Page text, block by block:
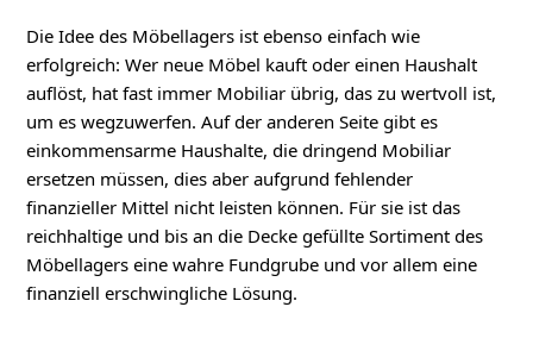
Die Idee des Möbellagers ist ebenso einfach wie
erfolgreich: Wer neue Möbel kauft oder einen Haushalt
auflöst, hat fast immer Mobiliar übrig, das zu wertvoll ist,
um es wegzuwerfen. Auf der anderen Seite gibt es
einkommensarme Haushalte, die dringend Mobiliar
ersetzen müssen, dies aber aufgrund fehlender
finanzieller Mittel nicht leisten können. Für sie ist das
reichhaltige und bis an die Decke gefüllte Sortiment des
Möbellagers eine wahre Fundgrube und vor allem eine
finanziell erschwingliche Lösung.